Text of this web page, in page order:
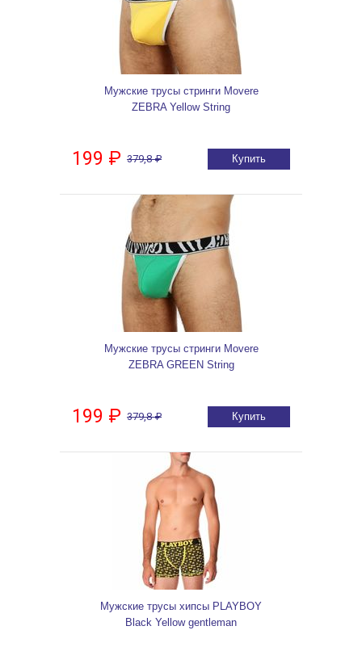
Мужские трусы стринги Movere
ZEBRA Yellow String
199 ₽ 379,8 ₽ Купить
Мужские трусы стринги Movere
ZEBRA GREEN String
199 ₽ 379,8 ₽ Купить
Мужские трусы хипсы PLAYBOY
Black Yellow gentleman